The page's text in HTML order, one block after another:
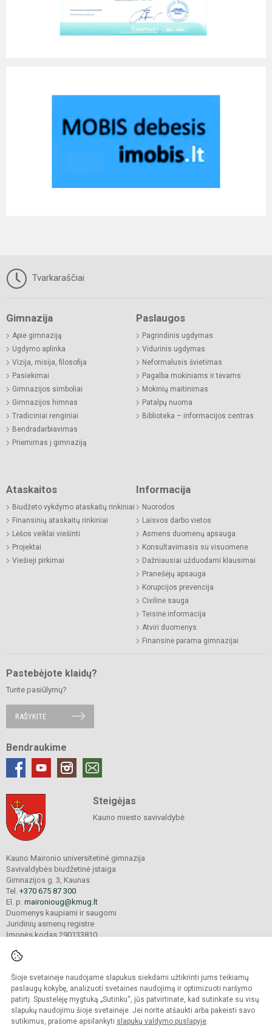
Šioje svetainėje naudojame slapukus siekdami užtikrinti jums teikiamų
paslaugų kokybę, analizuoti svetainės naudojimą ir optimizuoti naršymo
patirtį. Spustelėję mygtuką „Sutinku“, jūs patvirtinate, kad sutinkate su visų
slapukų naudojimu šioje svetainėje. Jei norite atšaukti arba pakeisti savo
sutikimus, prašome apsilankyti slapukų valdymo puslapyje.
Tvarkaraščiai
Gimnazija
Apie gimnaziją
Ugdymo aplinka
Vizija, misija, filosofija
Pasiekimai
Gimnazijos simboliai
Gimnazijos himnas
Tradiciniai renginiai
Bendradarbiavimas
Priėmimas į gimnaziją
Paslaugos
Pagrindinis ugdymas
Vidurinis ugdymas
Neformalusis švietimas
Pagalba mokiniams ir tėvams
Mokinių maitinimas
Patalpų nuoma
Biblioteka – informacijos centras
Ataskaitos
Biudžeto vykdymo ataskaitų rinkiniai
Finansinių ataskaitų rinkiniai
Lėšos veiklai viešinti
Projektai
Viešieji pirkimai
Informacija
Nuorodos
Laisvos darbo vietos
Asmens duomenų apsauga
Konsultavimasis su visuomene
Dažniausiai užduodami klausimai
Pranešėjų apsauga
Korupcijos prevencija
Civilinė sauga
Teisinė informacija
Atviri duomenys
Finansinė parama gimnazijai
Pastebėjote klaidų?
Turite pasiūlymų?
RAŠYKITE
Bendraukime
Steigėjas
Kauno miesto savivaldybė
Kauno Maironio universitetinė gimnazija
Savivaldybės biudžetinė įstaiga
Gimnazijos g. 3, Kaunas
Tel. +370 675 87 300
El. p. maironioug@kmug.lt
Duomenys kaupiami ir saugomi
Juridinių asmenų registre
Įmonės kodas 290133810
© 2025. Kauno Maironio universitetinė gimnazija. Visos teisės saugomos.
Kopijuoti turinį be raštiško įstaigos administracijos sutikimo griežtai draudžiama.
Prieinamumo paraiška Slapukų valdymas
Sumanus būdas atnaujinti